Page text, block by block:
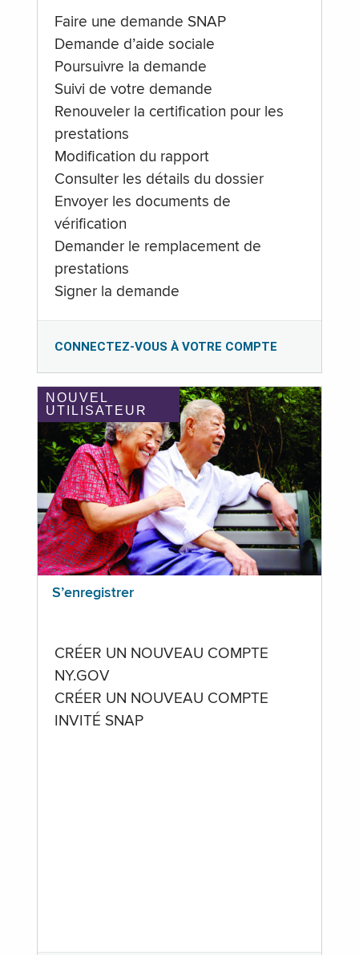
Faire une demande SNAP
Demande d’aide sociale
Poursuivre la demande
Suivi de votre demande
Renouveler la certification pour les
prestations
Modification du rapport
Consulter les détails du dossier
Envoyer les documents de
vérification
Demander le remplacement de
prestations
Signer la demande
CONNECTEZ-VOUS À VOTRE COMPTE
NOUVEL
UTILISATEUR
S’enregistrer
CRÉER UN NOUVEAU COMPTE
NY.GOV
CRÉER UN NOUVEAU COMPTE
INVITÉ SNAP